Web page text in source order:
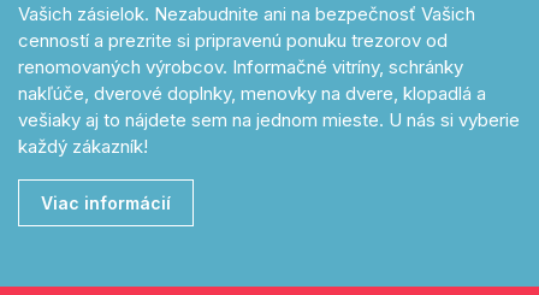
Vašich zásielok. Nezabudnite ani na bezpečnosť Vašich
cenností a prezrite si pripravenú ponuku trezorov od
renomovaných výrobcov. Informačné vitríny, schránky
nakľúče, dverové doplnky, menovky na dvere, klopadlá a
vešiaky aj to nájdete sem na jednom mieste. U nás si vyberie
každý zákazník!
Viac informácií